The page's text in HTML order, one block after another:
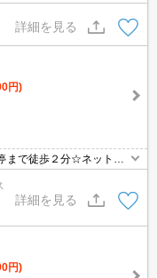
詳細を見る
円)
で徒歩２分☆ネット無
トロックで防犯面も安
境良好です☆彡
詳細を見る
円)